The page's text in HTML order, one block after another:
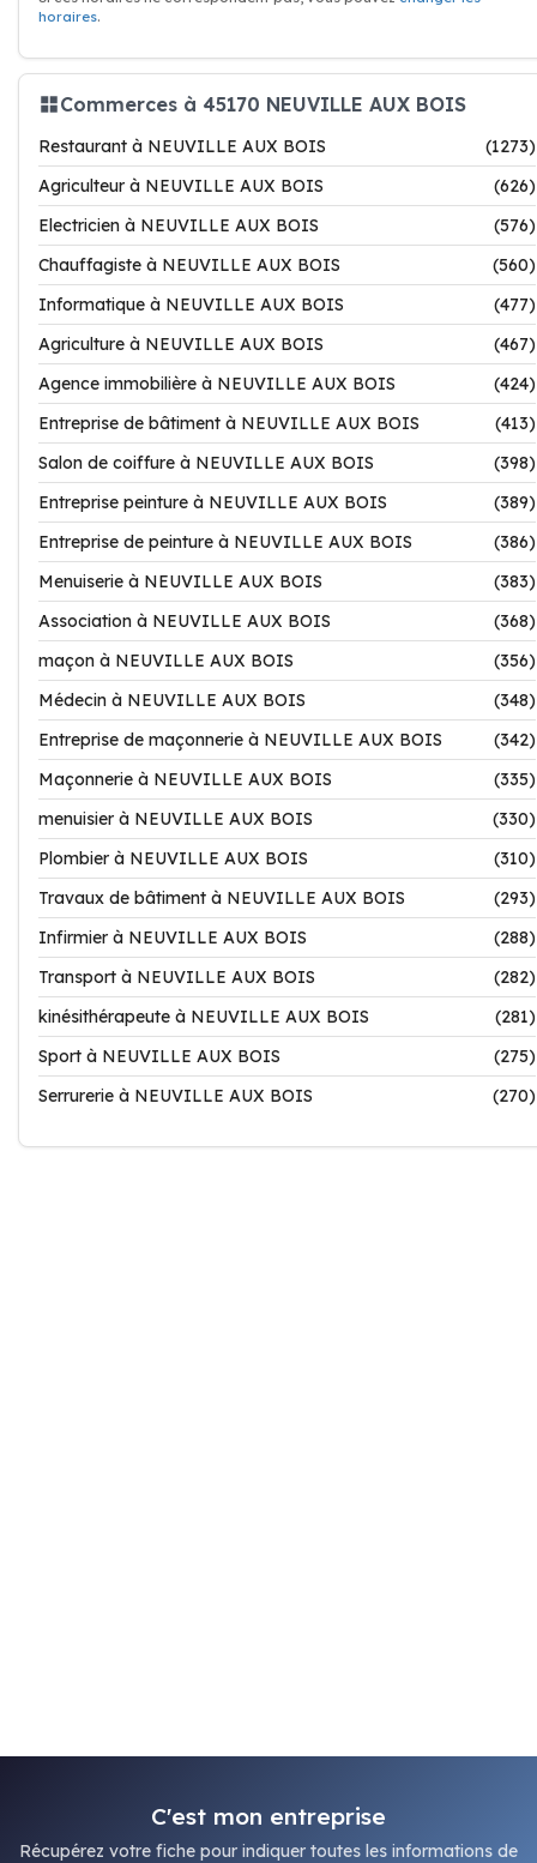
horaires.
Commerces à 45170 NEUVILLE AUX BOIS
Restaurant à NEUVILLE AUX BOIS
(1273)
Agriculteur à NEUVILLE AUX BOIS
(626)
Electricien à NEUVILLE AUX BOIS
(576)
Chauffagiste à NEUVILLE AUX BOIS
(560)
Informatique à NEUVILLE AUX BOIS
(477)
Agriculture à NEUVILLE AUX BOIS
(467)
Agence immobilière à NEUVILLE AUX BOIS
(424)
Entreprise de bâtiment à NEUVILLE AUX BOIS
(413)
Salon de coiffure à NEUVILLE AUX BOIS
(398)
Entreprise peinture à NEUVILLE AUX BOIS
(389)
Entreprise de peinture à NEUVILLE AUX BOIS
(386)
Menuiserie à NEUVILLE AUX BOIS
(383)
Association à NEUVILLE AUX BOIS
(368)
maçon à NEUVILLE AUX BOIS
(356)
Médecin à NEUVILLE AUX BOIS
(348)
Entreprise de maçonnerie à NEUVILLE AUX BOIS
(342)
Maçonnerie à NEUVILLE AUX BOIS
(335)
menuisier à NEUVILLE AUX BOIS
(330)
Plombier à NEUVILLE AUX BOIS
(310)
Travaux de bâtiment à NEUVILLE AUX BOIS
(293)
Infirmier à NEUVILLE AUX BOIS
(288)
Transport à NEUVILLE AUX BOIS
(282)
kinésithérapeute à NEUVILLE AUX BOIS
(281)
Sport à NEUVILLE AUX BOIS
(275)
Serrurerie à NEUVILLE AUX BOIS
(270)
C'est mon entreprise
Récupérez votre fiche pour indiquer toutes les informations de